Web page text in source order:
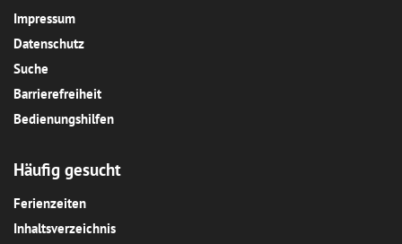
Impressum
Datenschutz
Suche
Barrierefreiheit
Bedienungshilfen
Häufig gesucht
Ferienzeiten
Inhaltsverzeichnis